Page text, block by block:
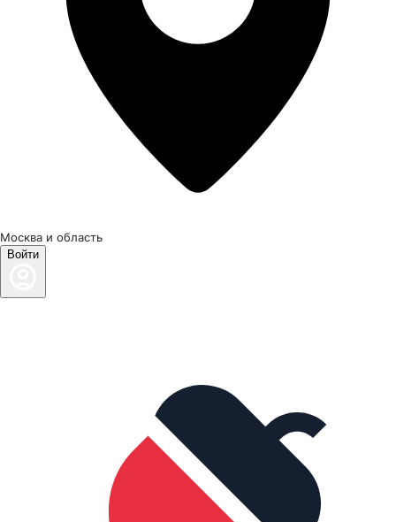
Москва и область
Войти